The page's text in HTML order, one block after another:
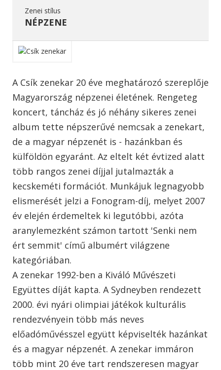
Zenei stílus
NÉPZENE
A Csík zenekar 20 éve meghatározó szereplője
Magyarország népzenei életének. Rengeteg
koncert, táncház és jó néhány sikeres zenei
album tette népszerűvé nemcsak a zenekart,
de a magyar népzenét is - hazánkban és
külföldön egyaránt. Az eltelt két évtized alatt
több rangos zenei díjjal jutalmazták a
kecskeméti formációt. Munkájuk legnagyobb
elismerését jelzi a Fonogram-díj, melyet 2007
év elején érdemeltek ki legutóbbi, azóta
aranylemezként számon tartott 'Senki nem
ért semmit' című albumért világzene
kategóriában.
A zenekar 1992-ben a Kiváló Művészeti
Együttes díját kapta. A Sydneyben rendezett
2000. évi nyári olimpiai játékok kulturális
rendezvényein több más neves
előadóművésszel együtt képviselték hazánkat
és a magyar népzenét. A zenekar immáron
több mint 20 éve tart rendszeresen magyar